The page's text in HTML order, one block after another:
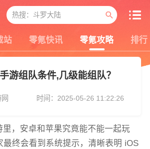
站 零氪快讯 零氪攻略 排行
游组队条件,几级能组队？
时间：2025-05-26 11:22:26
里，安卓和苹果究竟能不能一起玩
最终会看到系统提示，清晰表明 iOS